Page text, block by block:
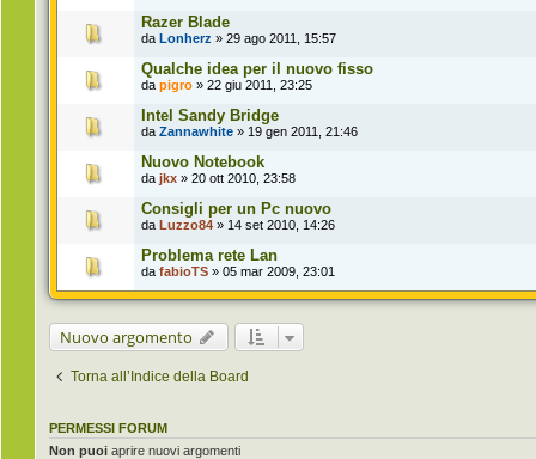
Razer Blade
da Lonherz » 29 ago 2011, 15:57
Qualche idea per il nuovo fisso
da pigro » 22 giu 2011, 23:25
Intel Sandy Bridge
da Zannawhite » 19 gen 2011, 21:46
Nuovo Notebook
da jkx » 20 ott 2010, 23:58
Consigli per un Pc nuovo
da Luzzo84 » 14 set 2010, 14:26
Problema rete Lan
da fabioTS » 05 mar 2009, 23:01
Nuovo argomento
Torna all’Indice della Board
PERMESSI FORUM
Non puoi aprire nuovi argomenti